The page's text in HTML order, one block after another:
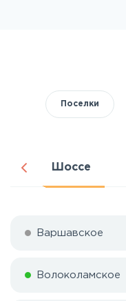
Поселки
Шоссе
Варшавское
Волоколамское